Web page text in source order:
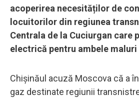
acoperirea necesităților de
locuitorilor din regiunea
Centrala de la Cuciurgan care
electrică pentru ambele
Chișinăul acuză Moscova că a
gaz destinate regiunii